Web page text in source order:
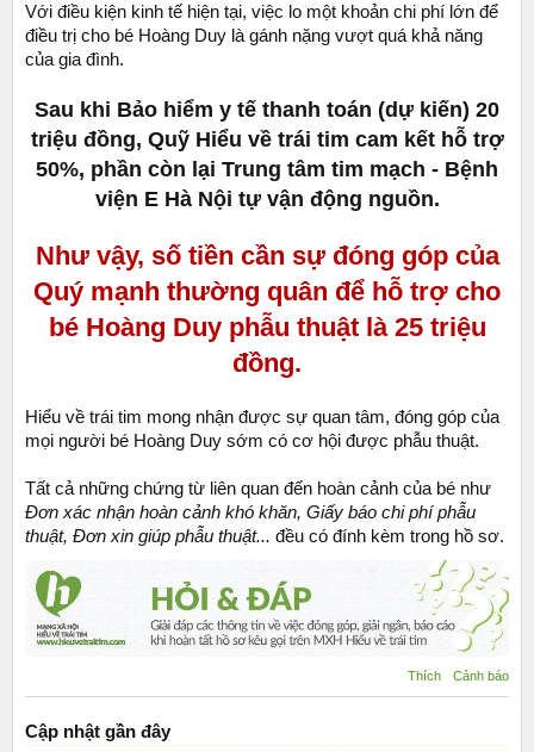
Với điều kiện kinh tế hiện tại, việc lo một khoản chi phí lớn để
điều trị cho bé Hoàng Duy là gánh nặng vượt quá khả năng
của gia đình.
Sau khi Bảo hiểm y tế thanh toán (dự kiến) 20
triệu đồng, Quỹ Hiểu về trái tim cam kết hỗ trợ
50%, phần còn lại Trung tâm tim mạch - Bệnh
viện E Hà Nội tự vận động nguồn.
Như vậy, số tiền cần sự đóng góp của
Quý mạnh thường quân để hỗ trợ cho
bé Hoàng Duy phẫu thuật là 25 triệu
đồng.
Hiểu về trái tim mong nhận được sự quan tâm, đóng góp của
mọi người bé Hoàng Duy sớm có cơ hội được phẫu thuật.
Tất cả những chứng từ liên quan đến hoàn cảnh của bé như
Đơn xác nhận hoàn cảnh khó khăn, Giấy báo chi phí phẫu
thuật, Đơn xin giúp phẫu thuật... đều có đính kèm trong hồ sơ.
Thích Cảnh báo
Cập nhật gần đây